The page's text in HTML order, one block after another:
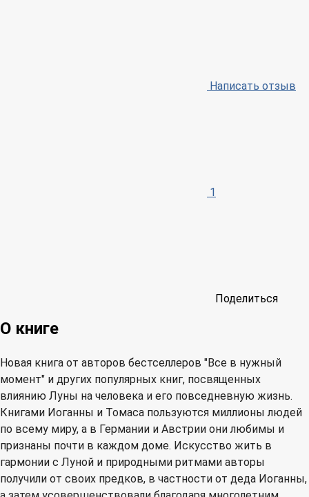
Написать отзыв
1
Поделиться
О книге
Новая книга от авторов бестселлеров "Все в нужный
момент" и других популярных книг, посвященных
влиянию Луны на человека и его повседневную жизнь.
Книгами Иоганны и Томаса пользуются миллионы людей
по всему миру, а в Германии и Австрии они любимы и
признаны почти в каждом доме. Искусство жить в
гармонии с Луной и природными ритмами авторы
получили от своих предков, в частности от деда Иоганны,